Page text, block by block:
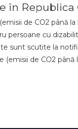
în
de CO2 până
persoane cu
sunt scutite la
(emisii de CO2 până